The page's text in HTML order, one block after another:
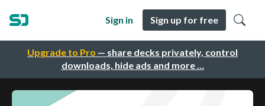
Upgrade to Pro — share decks privately, control
downloads, hide ads and more …
Sign in Sign up for free